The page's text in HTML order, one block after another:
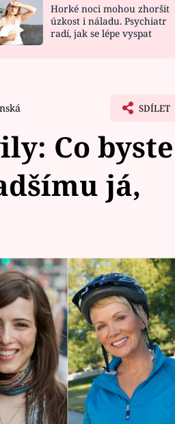
Horké noci mohou zhoršit
úzkost i náladu. Psychiatr
radí, jak se lépe vyspat
SDÍLET
Co byste
já,